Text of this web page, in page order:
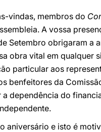
vindas, membros do
A vossa
Setembro obrigaram a
obra vital em qualquer
particular aos
benfeitores da
dependência do
aniversário e isto é